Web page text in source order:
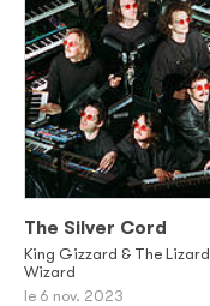
The Silver Cord
King Gizzard & The Lizard
Wizard
le 6 nov. 2023